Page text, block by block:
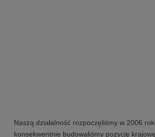
Naszą działalność rozpoczęliśmy w 2006
konsekwentnie budowaliśmy pozycję